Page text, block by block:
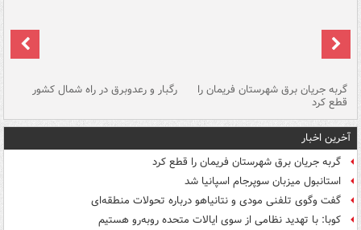
گربه جریان برق شهرستان فریمان را
قطع کرد
رگبار و رعدوبرق در راه شمال کشور
آخرین اخبار
گربه جریان برق شهرستان فریمان را قطع کرد
استانبول میزبان سوپرجام اسپانیا شد
گفت وگوی تلفنی مودی و نتانیاهو درباره تحولات منطقه‌ای
کوبا: با تهدید نظامی از سوی ایالات متحده روبه‌رو هستیم